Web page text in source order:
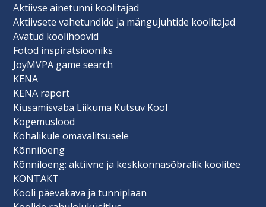
Aktiivse ainetunni koolitajad
Aktiivsete vahetundide ja mängujuhtide koolitajad
Avatud koolihoovid
Fotod inspiratsiooniks
JoyMVPA game search
KENA
KENA raport
Kiusamisvaba Liikuma Kutsuv Kool
Kogemuslood
Kohalikule omavalitsusele
Kõnniloeng
Kõnniloeng: aktiivne ja keskkonnasõbralik koolitee
KONTAKT
Kooli päevakava ja tunniplaan